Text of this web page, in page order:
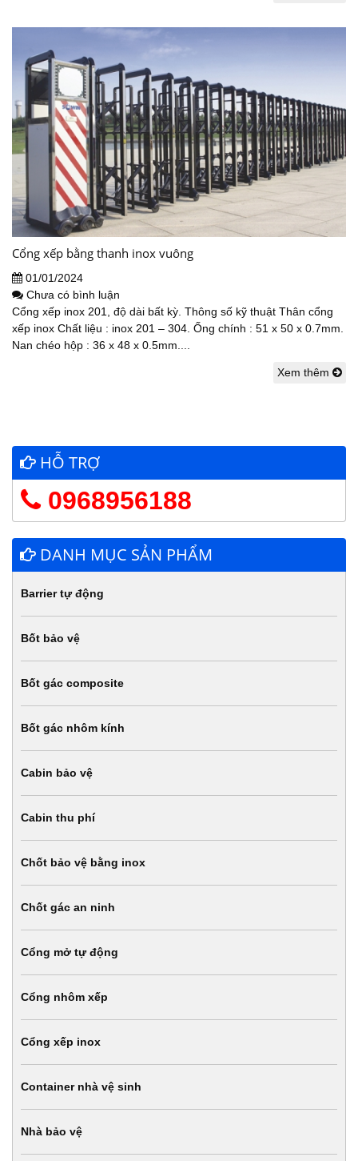
Cổng xếp bằng thanh inox vuông
01/01/2024
Chưa có bình luận
Cổng xếp inox 201, độ dài bất kỳ. Thông số kỹ thuật Thân cổng
xếp inox Chất liệu : inox 201 – 304. Ống chính : 51 x 50 x 0.7mm.
Nan chéo hộp : 36 x 48 x 0.5mm....
Xem thêm
HỖ TRỢ
0968956188
DANH MỤC SẢN PHẨM
Barrier tự động
Bốt bảo vệ
Bốt gác composite
Bốt gác nhôm kính
Cabin bảo vệ
Cabin thu phí
Chốt bảo vệ bằng inox
Chốt gác an ninh
Cổng mở tự động
Cổng nhôm xếp
Cổng xếp inox
Container nhà vệ sinh
Nhà bảo vệ